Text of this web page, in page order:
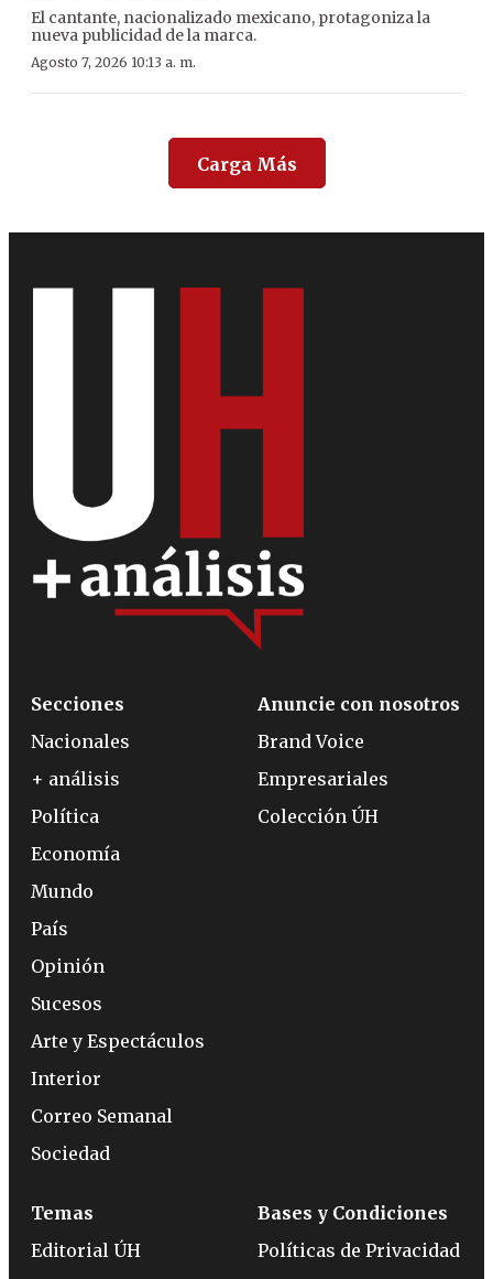
El cantante, nacionalizado mexicano, protagoniza la
nueva publicidad de la marca.
Agosto 7, 2026 10:13 a. m.
Carga Más
Secciones
Nacionales
+ análisis
Política
Economía
Mundo
País
Opinión
Sucesos
Arte y Espectáculos
Interior
Correo Semanal
Sociedad
Anuncie con nosotros
Brand Voice
Empresariales
Colección ÚH
Temas
Editorial ÚH
Bases y Condiciones
Políticas de Privacidad